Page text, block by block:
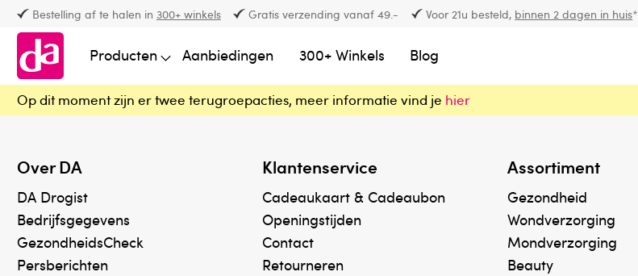
Bestelling af te halen in 300+ winkels Gratis verzending vanaf 49.- Voor 21u besteld, binnen 2 dagen in huis*
Producten Aanbiedingen 300+ Winkels Blog
Op dit moment zijn er twee terugroepacties, meer informatie vind je hier
Over DA
DA Drogist
Bedrijfsgegevens
GezondheidsCheck
Persberichten
Klantenservice
Cadeaukaart & Cadeaubon
Openingstijden
Contact
Retourneren
Assortiment
Gezondheid
Wondverzorging
Mondverzorging
Beauty